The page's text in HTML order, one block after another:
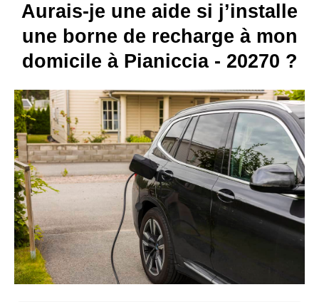
Aurais-je une aide si j’installe
une borne de recharge à mon
domicile à Pianiccia - 20270 ?